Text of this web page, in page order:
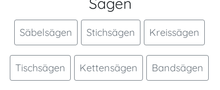
Säbelsägen Stichsägen Kreissägen
Tischsägen Kettensägen Bandsägen